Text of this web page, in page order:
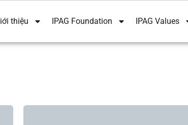
thiệu IPAG Foundation IPAG Values